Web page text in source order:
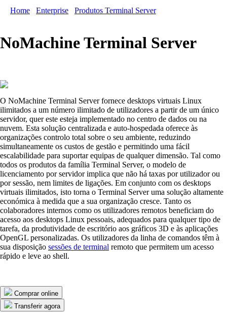
Home Enterprise Produtos Terminal Server/ Terminal Server
NoMachine Terminal Server
O NoMachine Terminal Server fornece desktops virtuais Linux
ilimitados a um número ilimitado de utilizadores a partir de um único
servidor, quer este esteja implementado no centro de dados ou na
nuvem. Esta solução centralizada e auto-hospedada oferece às
organizações controlo total sobre o seu ambiente, reduzindo
simultaneamente os custos de gestão e permitindo uma fácil
escalabilidade para suportar equipas de qualquer dimensão. Tal como
todos os produtos da família Terminal Server, o modelo de
licenciamento por servidor implica que não há taxas por utilizador ou
por sessão, nem limites de ligações. Em conjunto com os desktops
virtuais ilimitados, isto torna o Terminal Server uma solução altamente
económica à medida que a sua organização cresce. Tanto os
colaboradores internos como os utilizadores remotos beneficiam do
acesso aos desktops Linux pessoais, adequados para qualquer tipo de
tarefa, da produtividade de escritório aos gráficos 3D e às aplicações
OpenGL personalizadas. Os utilizadores da linha de comandos têm à
sua disposição sessões de terminal remoto que permitem um acesso
rápido e leve ao shell.
Comprar online
Transferir agora